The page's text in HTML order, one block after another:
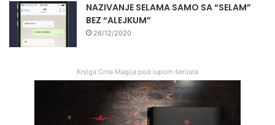
NAZIVANJE SELAMA SAMO SA “SELAM”
BEZ “ALEJKUM”
26/12/2020
Knjiga Crna Magija pod lupom šerijata